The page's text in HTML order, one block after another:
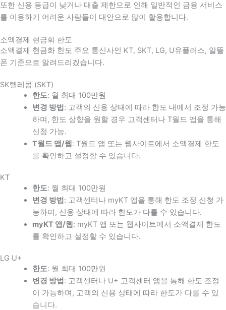
또한 신용 등급이 낮거나 대출 제한으로 인해 일반적인 금융 서비스
를 이용하기 어려운 사람들이 대안으로 많이 활용합니다.
소액결제 현금화 한도
소액결제 현금화 한도 주요 통신사인 KT, SKT, LG, U유플러스, 알뜰
폰 기준으로 알려드리겠습니다.
SK텔레콤 (SKT)
한도: 월 최대 100만원
변경 방법 : 고객의 신용 상태에 따라 한도 내에서 조정 가능
하며, 한도 상향을 원할 경우 고객센터나 T월드 앱을 통해
신청 가능.
T월드 앱/웹 : T월드 앱 또는 웹사이트에서 소액결제 한도
를 확인하고 설정할 수 있습니다.
KT
한도: 월 최대 100만원
변경 방법 : 고객센터나 myKT 앱을 통해 한도 조정 신청 가
능하며, 신용 상태에 따라 한도가 다를 수 있습니다.
myKT 앱/웹 : myKT 앱 또는 웹사이트에서 소액결제 한도
를 확인하고 설정할 수 있습니다.
LG U+
한도: 월 최대 100만원
변경 방법 : 고객센터나 U+ 고객센터 앱을 통해 한도 조정
이 가능하며, 고객의 신용 상태에 따라 한도가 다를 수 있
습니다.